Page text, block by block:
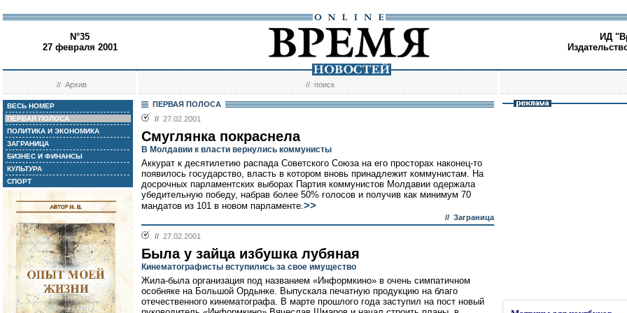
N°35
27 февраля 2001
ИД
//Архив //поиск
ВЕСЬ НОМЕР
ПЕРВАЯ ПОЛОСА
ПОЛИТИКА И ЭКОНОМИКА
ЗАГРАНИЦА
БИЗНЕС И ФИНАНСЫ
КУЛЬТУРА
СПОРТ
ПЕРВАЯ ПОЛОСА
// 27.02.2001
Смуглянка покраснела
В Молдавии к власти вернулись коммунисты
Аккурат к десятилетию распада Советского Союза на его просторах наконец-то
появилось государство, власть в котором вновь принадлежит коммунистам. На
досрочных парламентских выборах Партия коммунистов Молдавии одержала
убедительную победу, набрав более 50% голосов и получив как минимум 70
мандатов из 101 в новом парламенте.>>
// Заграница
// 27.02.2001
Была у зайца избушка лубяная
Кинематографисты вступились за свое имущество
Жила-была организация под названием «Информкино» в очень симпатичном
особняке на Большой Ордынке. Выпускала печатную продукцию на благо
отечественного кинематографа. В марте прошлого года заступил на пост новый